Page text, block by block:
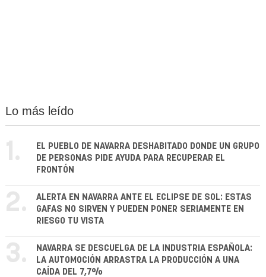
Lo más leído
1.
EL PUEBLO DE NAVARRA DESHABITADO DONDE UN GRUPO
DE PERSONAS PIDE AYUDA PARA RECUPERAR EL
FRONTÓN
2.
ALERTA EN NAVARRA ANTE EL ECLIPSE DE SOL: ESTAS
GAFAS NO SIRVEN Y PUEDEN PONER SERIAMENTE EN
RIESGO TU VISTA
3.
NAVARRA SE DESCUELGA DE LA INDUSTRIA ESPAÑOLA:
LA AUTOMOCIÓN ARRASTRA LA PRODUCCIÓN A UNA
CAÍDA DEL 7,7%